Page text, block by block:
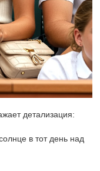
детализация:
в тот день над